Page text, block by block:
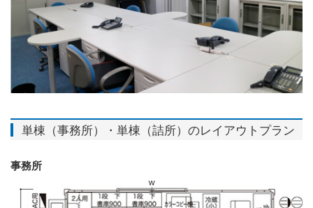
単棟（事務所）・単棟（詰所）のレイアウトプラン
事務所